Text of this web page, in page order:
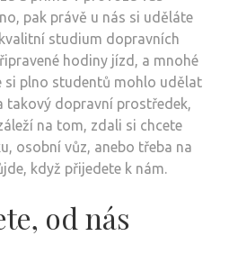
pak právě u nás si uděláte
studium dopravních
hodiny jízd, a mnohé
si plno studentů mohlo udělat
takový dopravní prostředek,
na tom, zdali si chcete
osobní vůz, anebo třeba na
když přijedete k nám.
od nás